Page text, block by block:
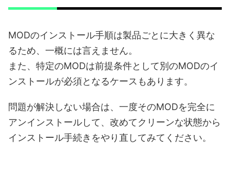
MODのインストール手順は製品ごとに大きく異な
るため、一概には言えません。
また、特定のMODは前提条件として別のMODのイ
ンストールが必須となるケースもあります。
問題が解決しない場合は、一度そのMODを完全に
アンインストールして、改めてクリーンな状態から
インストール手続きをやり直してみてください。